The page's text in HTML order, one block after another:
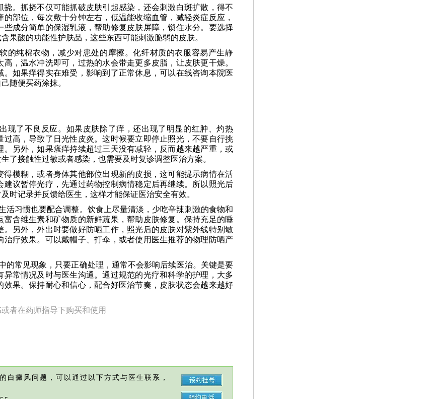
。抓挠不仅可能抓破皮肤引起感染，还会刺激白斑扩散，得不
部位，每次敷十分钟左右，低温能收缩血管，减轻炎症反应，
成分简单的保湿乳液，帮助修复皮肤屏障，锁住水分。要选择
果酸的功能性护肤品，这些东西可能刺激脆弱的皮肤。
的纯棉衣物，减少对患处的摩擦。化纤材质的衣服容易产生静
，温水冲洗即可，过热的水会带走更多皮脂，让皮肤更干燥。
如果痒得实在难受，影响到了正常休息，可以在线咨询本院医
随便买药涂抹。
现了不良反应。如果皮肤除了痒，还出现了明显的红肿、灼热
高，导致了日光性皮炎。这时候要立即停止照光，不要自行挑
另外，如果瘙痒持续超过三天没有减轻，反而越来越严重，或
了接触性过敏或者感染，也需要及时复诊调整医治方案。
模糊，或者身体其他部位出现新的皮损，这可能提示病情在活
议暂停光疗，先通过药物控制病情稳定后再继续。所以照光后
时记录并反馈给医生，这样才能保证医治安全有效。
活习惯也要配合调整。饮食上尽量清淡，少吃辛辣刺激的食物和
含维生素和矿物质的新鲜蔬果，帮助皮肤修复。保持充足的睡
另外，外出时要做好防晒工作，照光后的皮肤对紫外线特别敏
疗效果。可以戴帽子、打伞，或者使用医生推荐的物理防晒产
的常见现象，只要正确处理，通常不会影响后续医治。关键是要
常情况及时与医生沟通。通过规范的光疗和科学的护理，大多
果。保持耐心和信心，配合好医治节奏，皮肤状态会越来越好
者在药师指导下购买和使用
白癜风问题，可以通过以下方式与医生联系，